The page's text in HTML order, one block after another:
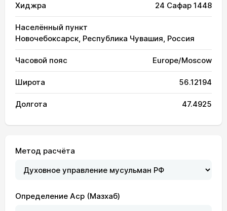
Хиджра 24 Сафар 1448
Населённый пункт
Новочебоксарск, Республика Чувашия, Россия
Часовой пояс Europe/Moscow
Широта 56.12194
Долгота 47.4925
Метод расчёта
Определение Аср (Мазхаб)